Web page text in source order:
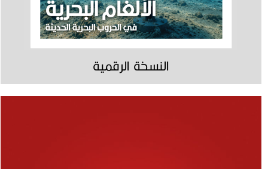
النسخة الرقمية